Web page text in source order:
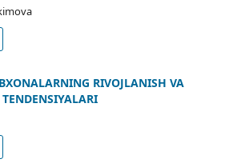
RIVOJLANISH VA